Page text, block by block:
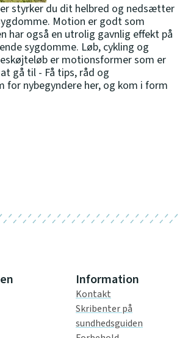
styrker du dit helbred og nedsætter
Motion er godt som
har også en utrolig gavnlig effekt på
sygdomme. Løb, cykling og
er motionsformer som er
gå til - Få tips, råd og
nybegyndere her, og kom i form
Information
Kontakt
Skribenter på
sundhedsguiden